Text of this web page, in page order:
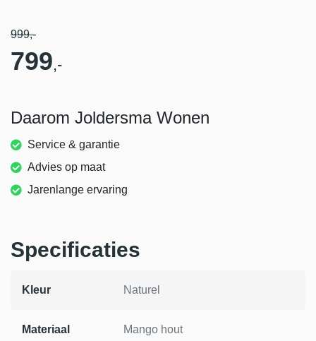
999,-
799,-
Daarom Joldersma Wonen
Service & garantie
Advies op maat
Jarenlange ervaring
Specificaties
Kleur Naturel
Materiaal Mango hout